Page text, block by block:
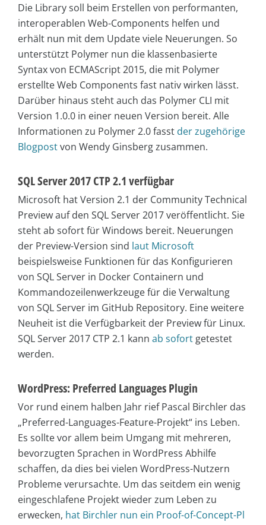
Die Library soll beim Erstellen von performanten,
interoperablen Web-Components helfen und
erhält nun mit dem Update viele Neuerungen. So
unterstützt Polymer nun die klassenbasierte
Syntax von ECMAScript 2015, die mit Polymer
erstellte Web Components fast nativ wirken lässt.
Darüber hinaus steht auch das Polymer CLI mit
Version 1.0.0 in einer neuen Version bereit. Alle
Informationen zu Polymer 2.0 fasst der zugehörige
Blogpostvon Wendy Ginsberg zusammen.
SQL Server 2017 CTP 2.1 verfügbar
Microsoft hat Version 2.1 der Community Technical
Preview auf den SQL Server 2017 veröffentlicht. Sie
steht ab sofort für Windows bereit. Neuerungen
der Preview-Version sind laut Microsoft
beispielsweise Funktionen für das Konfigurieren
von SQL Server in Docker Containern und
Kommandozeilenwerkzeuge für die Verwaltung
von SQL Server im GitHub Repository. Eine weitere
Neuheit ist die Verfügbarkeit der Preview für Linux.
SQL Server 2017 CTP 2.1 kann ab sofort getestet
werden.
WordPress: Preferred Languages Plugin
Vor rund einem halben Jahr rief Pascal Birchler das
„Preferred-Languages-Feature-Projekt“ ins Leben.
Es sollte vor allem beim Umgang mit mehreren,
bevorzugten Sprachen in WordPress Abhilfe
schaffen, da dies bei vielen WordPress-Nutzern
Probleme verursachte. Um das seitdem ein wenig
eingeschlafene Projekt wieder zum Leben zu
erwecken, hat Birchler nun ein Proof-of-Concept-Pl